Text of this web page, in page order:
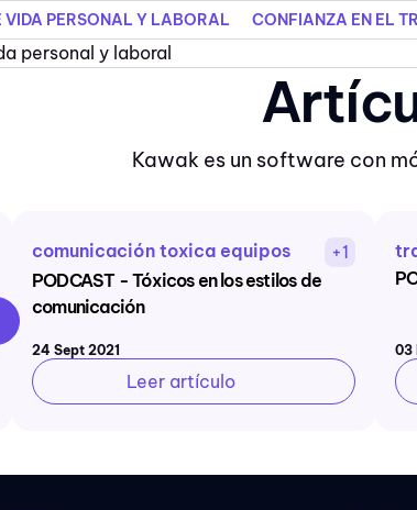
PERSONAL Y LABORAL CONFIANZA EN EL
personal y laboral
Kawak es un software con
comunicación toxica equipos
+1
PODCAST - Tóxicos en los estilos de
comunicación
24 Sept 2021
Leer artículo
03